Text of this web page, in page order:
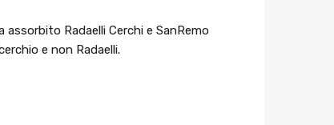
Radaelli Cerchi e SanRemo
e non Radaelli.